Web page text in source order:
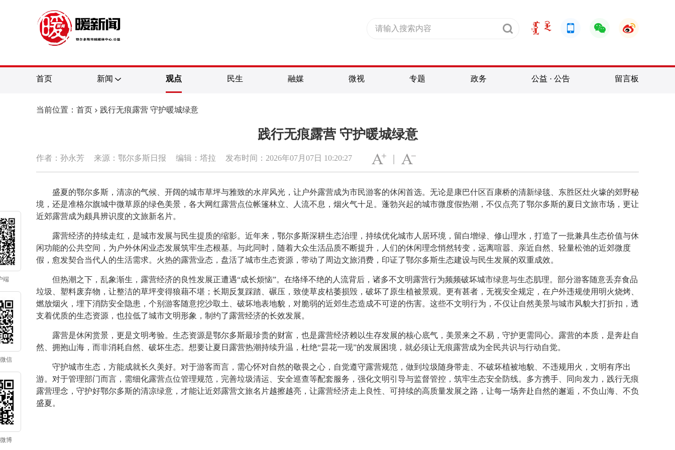
首页 新闻 观点 民生 融媒 微视 专题 政务 公益 · 公告 留言板
端
信
博
当前位置：首页 践行无痕露营 守护暖城绿意
践行无痕露营 守护暖城绿意
作者：孙永芳 来源：鄂尔多斯日报 编辑：塔拉 发布时间：2026年07月07日 10:20:27 |
盛夏的鄂尔多斯，清凉的气候、开阔的城市草坪与雅致的水岸风光，让户外露营成为市民游客的休闲首选。无论是康巴什区百康桥的清新绿毯、东胜区灶火壕的郊野秘
境，还是准格尔旗城中微草原的绿色美景，各大网红露营点位帐篷林立、人流不息，烟火气十足。蓬勃兴起的城市微度假热潮，不仅点亮了鄂尔多斯的夏日文旅市场，更让
近郊露营成为颇具辨识度的文旅新名片。
露营经济的持续走红，是城市发展与民生提质的缩影。近年来，鄂尔多斯深耕生态治理，持续优化城市人居环境，留白增绿、修山理水，打造了一批兼具生态价值与休
闲功能的公共空间，为户外休闲业态发展筑牢生态根基。与此同时，随着大众生活品质不断提升，人们的休闲理念悄然转变，远离喧嚣、亲近自然、轻量松弛的近郊微度
假，愈发契合当代人的生活需求。火热的露营业态，盘活了城市生态资源，带动了周边文旅消费，印证了鄂尔多斯生态建设与民生发展的双重成效。
但热潮之下，乱象渐生，露营经济的良性发展正遭遇“成长烦恼”。在络绎不绝的人流背后，诸多不文明露营行为频频破坏城市绿意与生态肌理。部分游客随意丢弃食品
垃圾、塑料废弃物，让整洁的草坪变得狼藉不堪；长期反复踩踏、碾压，致使草皮枯萎损毁，破坏了原生植被景观。更有甚者，无视安全规定，在户外违规使用明火烧烤、
燃放烟火，埋下消防安全隐患，个别游客随意挖沙取土、破坏地表地貌，对脆弱的近郊生态造成不可逆的伤害。这些不文明行为，不仅让自然美景与城市风貌大打折扣，透
支着优质的生态资源，也拉低了城市文明形象，制约了露营经济的长效发展。
露营是休闲赏景，更是文明考验。生态资源是鄂尔多斯最珍贵的财富，也是露营经济赖以生存发展的核心底气，美景来之不易，守护更需同心。露营的本质，是奔赴自
然、拥抱山海，而非消耗自然、破坏生态。想要让夏日露营热潮持续升温，杜绝“昙花一现”的发展困境，就必须让无痕露营成为全民共识与行动自觉。
守护城市生态，方能成就长久美好。对于游客而言，需心怀对自然的敬畏之心，自觉遵守露营规范，做到垃圾随身带走、不破坏植被地貌、不违规用火，文明有序出
游。对于管理部门而言，需细化露营点位管理规范，完善垃圾清运、安全巡查等配套服务，强化文明引导与监督管控，筑牢生态安全防线。多方携手、同向发力，践行无痕
露营理念，守护好鄂尔多斯的清凉绿意，才能让近郊露营文旅名片越擦越亮，让露营经济走上良性、可持续的高质量发展之路，让每一场奔赴自然的邂逅，不负山海、不负
盛夏。